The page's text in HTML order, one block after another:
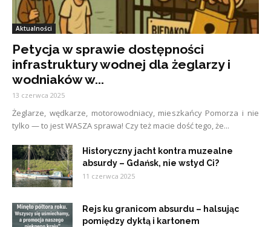
Aktualności
Petycja w sprawie dostępności
infrastruktury wodnej dla żeglarzy i
wodniaków w...
13 czerwca 2025
Żeglarze, wędkarze, motorowodniacy, mieszkańcy Pomorza i nie
tylko — to jest WASZA sprawa! Czy też macie dość tego, że...
Historyczny jacht kontra muzealne
absurdy – Gdańsk, nie wstyd Ci?
11 czerwca 2025
Rejs ku granicom absurdu – halsując
pomiędzy dyktą i kartonem